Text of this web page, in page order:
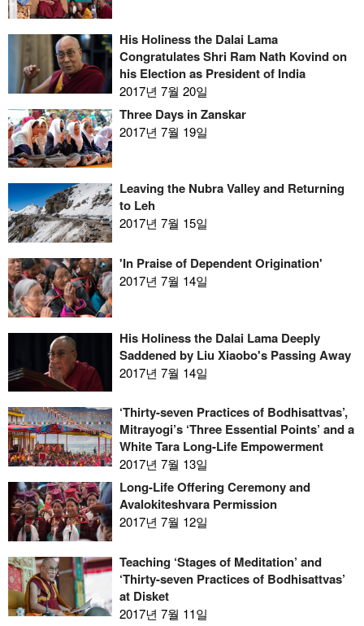
His Holiness the Dalai Lama
Congratulates Shri Ram Nath Kovind on
his Election as President of India
2017년 7월 20일
Three Days in Zanskar
2017년 7월 19일
Leaving the Nubra Valley and Returning
to Leh
2017년 7월 15일
'In Praise of Dependent Origination'
2017년 7월 14일
His Holiness the Dalai Lama Deeply
Saddened by Liu Xiaobo's Passing Away
2017년 7월 14일
‘Thirty-seven Practices of Bodhisattvas’,
Mitrayogi’s ‘Three Essential Points’ and a
White Tara Long-Life Empowerment
2017년 7월 13일
Long-Life Offering Ceremony and
Avalokiteshvara Permission
2017년 7월 12일
Teaching ‘Stages of Meditation’ and
‘Thirty-seven Practices of Bodhisattvas’
at Disket
2017년 7월 11일